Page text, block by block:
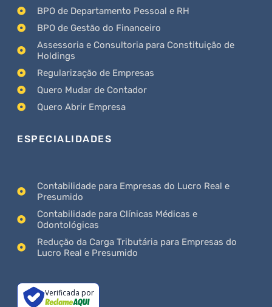
BPO de Departamento Pessoal e RH
BPO de Gestão do Financeiro
Assessoria e Consultoria para Constituição de
Holdings
Regularização de Empresas
Quero Mudar de Contador
Quero Abrir Empresa
ESPECIALIDADES
Contabilidade para Empresas do Lucro Real e
Presumido
Contabilidade para Clínicas Médicas e
Odontológicas
Redução da Carga Tributária para Empresas do
Lucro Real e Presumido
Verificada por